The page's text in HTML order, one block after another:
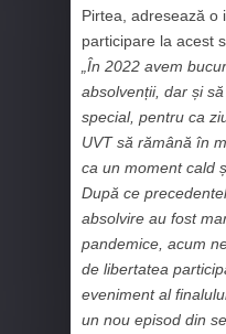
Pirtea, adresează o
participare la acest
„În 2022 avem
absolvenții, dar și
special, pentru ca
UVT să rămână în
ca un moment cald
După ce
absolvire au fost
pandemice, acum
de libertatea
eveniment al
un nou episod din